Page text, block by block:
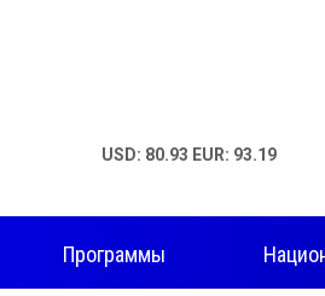
USD: 80.93 EUR: 93.19
Программы